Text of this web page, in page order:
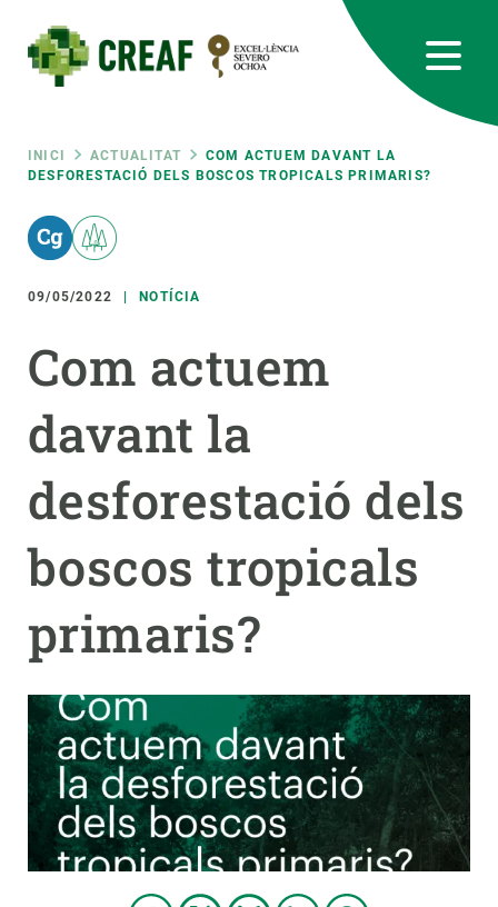
contingut
Fil
d'ariadna
INICI ACTUALITAT
COM ACTUEM DAVANT LA
DESFORESTACIÓ DELS BOSCOS TROPICALS PRIMARIS?
09/05/2022 NOTÍCIA
Com actuem
davant la
desforestació dels
boscos tropicals
primaris?
RRSS
Featured
responsive
INTRANET
Responsive
menu
RECERCA
CIÈNCIA EN ACCIÓ
UNEIX-TE A NOSALTRES
PARTICIPA